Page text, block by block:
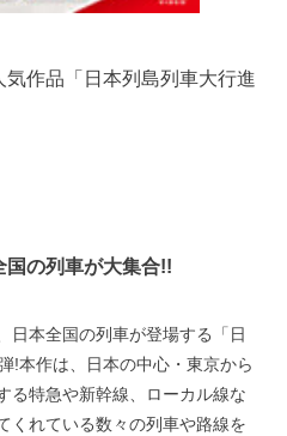
作品「日本列島列車大行進
国の列車が大集合!!
日本全国の列車が登場する「日
!本作は、日本の中心・東京から
る特急や新幹線、ローカル線な
くれている数々の列車や路線を